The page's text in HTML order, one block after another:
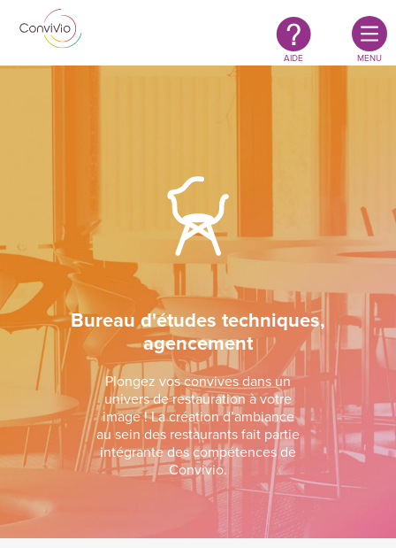
Aller au contenu principal
Restauration
authentique
responsable
AIDE MENU
Bureau d'études techniques,
agencement
Plongez vos convives dans un
univers de restauration à votre
image ! La création d’ambiance
au sein des restaurants fait partie
intégrante des compétences de
Convivio.